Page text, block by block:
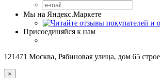
Мы на Яндекс.Маркете
Присоединяйся к нам
121471 Москва, Рябиновая улица, дом 65
×